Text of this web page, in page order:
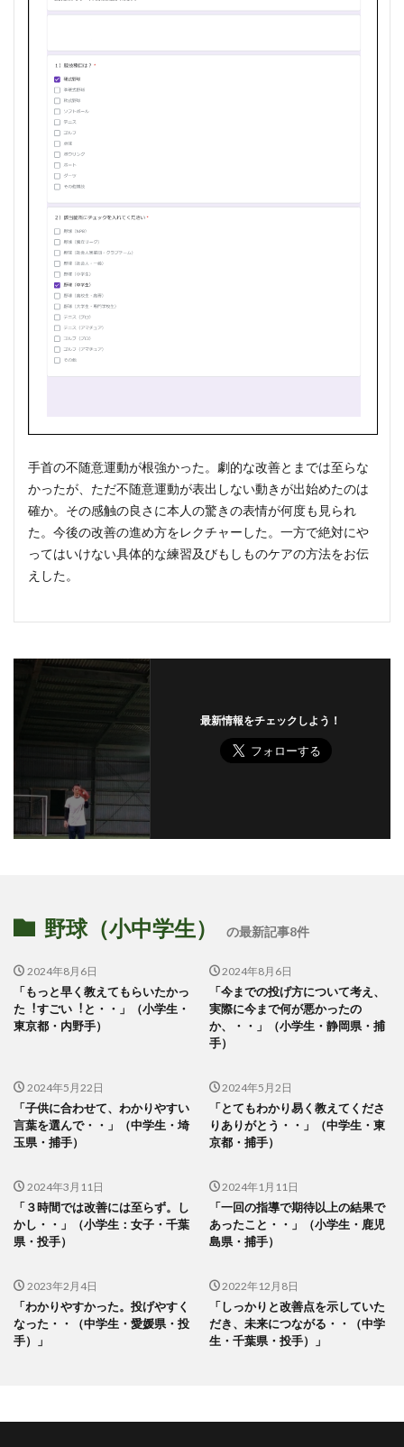
手首の不随意運動が根強かった。劇的な改善とまでは至らな
かったが、ただ不随意運動が表出しない動きが出始めたのは
確か。その感触の良さに本人の驚きの表情が何度も見られ
た。今後の改善の進め方をレクチャーした。一方で絶対にや
ってはいけない具体的な練習及びもしものケアの方法をお伝
えした。
最新情報をチェックしよう！
野球（小中学生） の最新記事8件
2024年8月6日
「もっと早く教えてもらいたかっ
た︕すごい︕と・・」（小学生・
東京都・内野手）
2024年8月6日
「今までの投げ⽅について考え、
実際に今まで何が悪かったの
か、・・」（小学生・静岡県・捕
手）
2024年5月22日
「⼦供に合わせて、わかりやすい
⾔葉を選んで・・」（中学生・埼
玉県・捕手）
2024年5月2日
「とてもわかり易く教えてくださ
りありがとう・・」（中学生・東
京都・捕手）
2024年3月11日
「３時間では改善には至らず。し
かし・・」（小学生：女子・千葉
県・投手）
2024年1月11日
「一回の指導で期待以上の結果で
あったこと・・」（小学生・鹿児
島県・捕手）
2023年2月4日
「わかりやすかった。投げやすく
なった・・（中学生・愛媛県・投
手）」
2022年12月8日
「しっかりと改善点を示していた
だき、未来につながる・・（中学
生・千葉県・投手）」